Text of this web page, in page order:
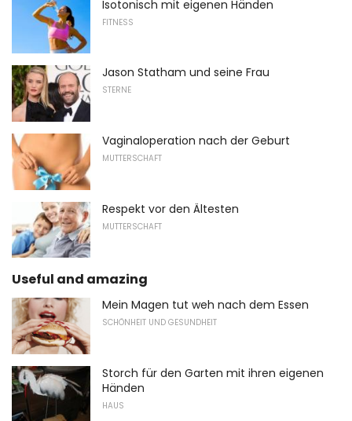
Isotonisch mit eigenen Händen
FITNESS
Jason Statham und seine Frau
STERNE
Vaginaloperation nach der Geburt
MUTTERSCHAFT
Respekt vor den Ältesten
MUTTERSCHAFT
Useful and amazing
Mein Magen tut weh nach dem Essen
SCHÖNHEIT UND GESUNDHEIT
Storch für den Garten mit ihren eigenen
Händen
HAUS